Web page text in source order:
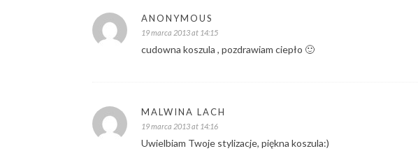
ANONYMOUS
19 marca 2013 at 14:15
cudowna koszula , pozdrawiam ciepło 🙂
MALWINA LACH
19 marca 2013 at 14:16
Uwielbiam Twoje stylizacje, piękna koszula:)